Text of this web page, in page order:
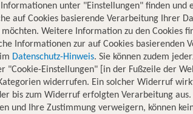
Lage
unter "Einstellungen" finden und
auf Cookies basierende Verarbeitung Ihrer
Weitere Information zu den Cookies
Informationen zur auf Cookies basierenden
Datenschutz-Hinweis. Sie können zudem
"Cookie-Einstellungen" [in der Fußzeile der
widerrufen. Ein solcher Widerruf
bis zum Widerruf erfolgten Verarbeitung aus.
und Ihre Zustimmung verweigern, können